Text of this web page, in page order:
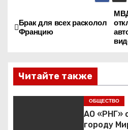
Н
а
и
Брак для всех расколол
Францию
Читайте также
ОБЩЕСТВО
АО «РНГ»
городу